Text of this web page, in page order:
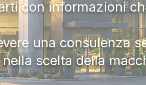
con informazioni
una consulenza
scelta della